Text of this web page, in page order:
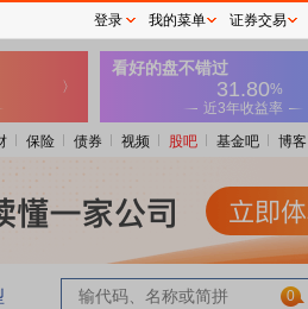
保险 债券 视频 股吧 基金吧 博客
0
登录 我的菜单 证券交易